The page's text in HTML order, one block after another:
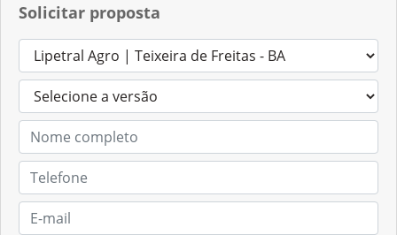
Solicitar proposta